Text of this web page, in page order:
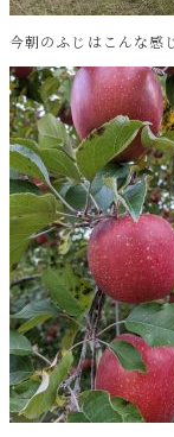
今朝のふじはこんな感